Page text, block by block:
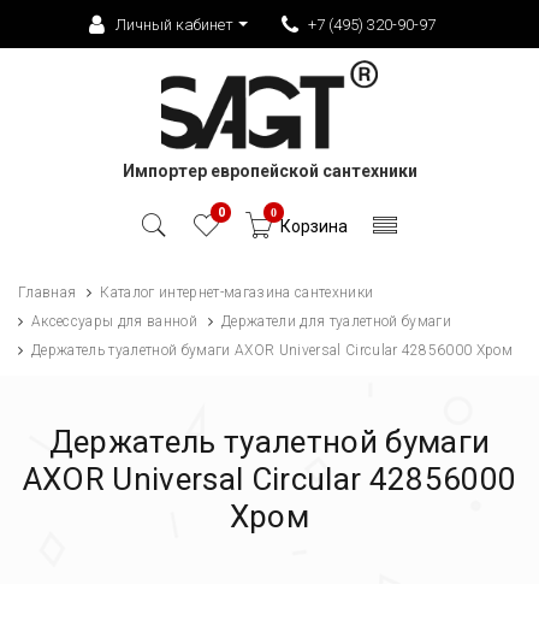
Личный кабинет +7 (495) 320-90-97
Импортер европейской сантехники
0 0
Корзина
Главная
Каталог интернет-магазина сантехники
Аксессуары для ванной
Держатели для туалетной бумаги
Держатель туалетной бумаги AXOR Universal Circular 42856000 Хром
Держатель туалетной бумаги
AXOR Universal Circular 42856000
Хром